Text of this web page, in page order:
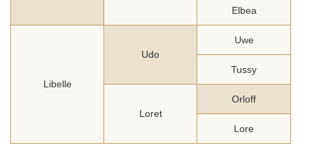
Elbea
Libelle
Udo
Uwe
Tussy
Loret
Orloff
Lore